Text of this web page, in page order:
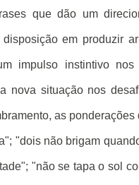
que dão um
em produzir
impulso instintivo nos
nova situação nos
as
"dois não brigam
"não se tapa o sol